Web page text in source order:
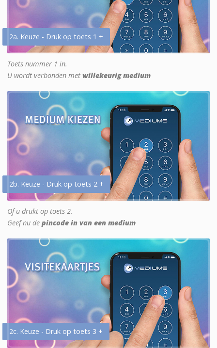
2a. Keuze - Druk op toets 1 +
Toets nummer 1 in.
U wordt verbonden met willekeurig medium
2b. Keuze - Druk op toets 2 +
Of u drukt op toets 2.
Geef nu de pincode in van een medium
2c. Keuze - Druk op toets 3 +